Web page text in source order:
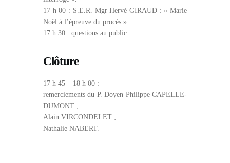
17 h 00 : S.E.R. Mgr Hervé GIRAUD : « Marie
Noël à l’épreuve du procès ».
17 h 30 : questions au public.
Clôture
17 h 45 – 18 h 00 :
remerciements du P. Doyen Philippe CAPELLE-
DUMONT ;
Alain VIRCONDELET ;
Nathalie NABERT.